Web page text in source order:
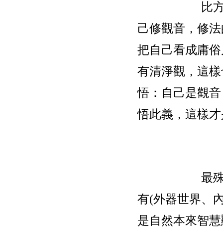
比
己修觀音，修
把自己看成庸
有清淨觀，這
悟：自己是觀
悟此義，這樣
最
有(外器世界、
是自然本來智